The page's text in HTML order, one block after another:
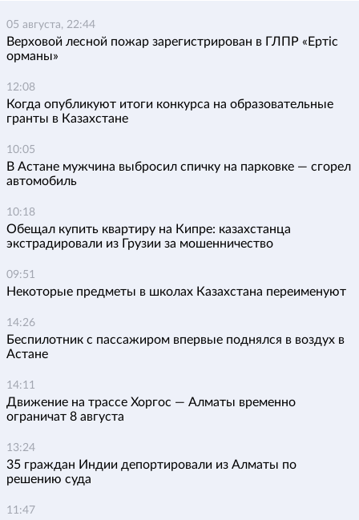
05 августа, 22:44
Верховой лесной пожар зарегистрирован в ГЛПР «Ертіс
орманы»
12:08
Когда опубликуют итоги конкурса на образовательные
гранты в Казахстане
10:05
В Астане мужчина выбросил спичку на парковке — сгорел
автомобиль
10:18
Обещал купить квартиру на Кипре: казахстанца
экстрадировали из Грузии за мошенничество
09:51
Некоторые предметы в школах Казахстана переименуют
14:26
Беспилотник с пассажиром впервые поднялся в воздух в
Астане
14:11
Движение на трассе Хоргос — Алматы временно
ограничат 8 августа
13:24
35 граждан Индии депортировали из Алматы по
решению суда
11:47